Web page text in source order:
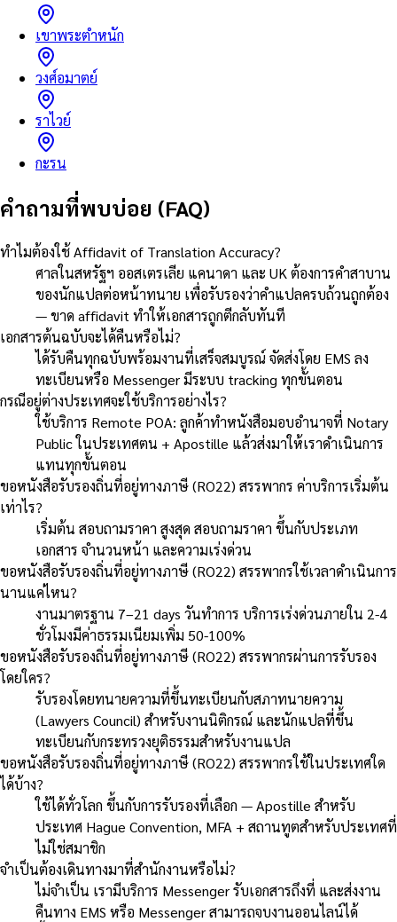
เขาพระตำหนัก
วงศ์อมาตย์
ราไวย์
กะรน
คำถามที่พบบ่อย (FAQ)
ทำไมต้องใช้ Affidavit of Translation Accuracy?
ศาลในสหรัฐฯ ออสเตรเลีย แคนาดา และ UK ต้องการคำสาบาน
ของนักแปลต่อหน้าทนาย เพื่อรับรองว่าคำแปลครบถ้วนถูกต้อง
— ขาด affidavit ทำให้เอกสารถูกตีกลับทันที
เอกสารต้นฉบับจะได้คืนหรือไม่?
ได้รับคืนทุกฉบับพร้อมงานที่เสร็จสมบูรณ์ จัดส่งโดย EMS ลง
ทะเบียนหรือ Messenger มีระบบ tracking ทุกขั้นตอน
กรณีอยู่ต่างประเทศจะใช้บริการอย่างไร?
ใช้บริการ Remote POA: ลูกค้าทำหนังสือมอบอำนาจที่ Notary
Public ในประเทศตน + Apostille แล้วส่งมาให้เราดำเนินการ
แทนทุกขั้นตอน
ขอหนังสือรับรองถิ่นที่อยู่ทางภาษี (RO22) สรรพากร ค่าบริการเริ่มต้น
เท่าไร?
เริ่มต้น สอบถามราคา สูงสุด สอบถามราคา ขึ้นกับประเภท
เอกสาร จำนวนหน้า และความเร่งด่วน
ขอหนังสือรับรองถิ่นที่อยู่ทางภาษี (RO22) สรรพากรใช้เวลาดำเนินการ
นานแค่ไหน?
งานมาตรฐาน 7–21 days วันทำการ บริการเร่งด่วนภายใน 2-4
ชั่วโมงมีค่าธรรมเนียมเพิ่ม 50-100%
ขอหนังสือรับรองถิ่นที่อยู่ทางภาษี (RO22) สรรพากรผ่านการรับรอง
โดยใคร?
รับรองโดยทนายความที่ขึ้นทะเบียนกับสภาทนายความ
(Lawyers Council) สำหรับงานนิติกรณ์ และนักแปลที่ขึ้น
ทะเบียนกับกระทรวงยุติธรรมสำหรับงานแปล
ขอหนังสือรับรองถิ่นที่อยู่ทางภาษี (RO22) สรรพากรใช้ในประเทศใด
ได้บ้าง?
ใช้ได้ทั่วโลก ขึ้นกับการรับรองที่เลือก — Apostille สำหรับ
ประเทศ Hague Convention, MFA + สถานทูตสำหรับประเทศที่
ไม่ใช่สมาชิก
จำเป็นต้องเดินทางมาที่สำนักงานหรือไม่?
ไม่จำเป็น เรามีบริการ Messenger รับเอกสารถึงที่ และส่งงาน
คืนทาง EMS หรือ Messenger สามารถจบงานออนไลน์ได้